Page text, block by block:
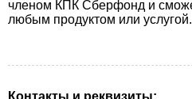
членом КПК Сберфонд и
любым продуктом или услугой.
Контакты и реквизиты: